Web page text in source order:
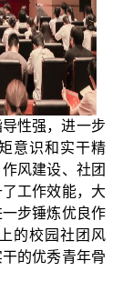
性强，进一步
意识和实干精
风建设、社团
工作效能，大
步锤炼优良作
的校园社团风
的优秀青年骨